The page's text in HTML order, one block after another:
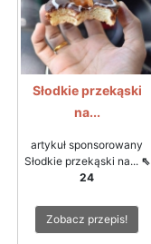
Słodkie przekąski
na...
artykuł sponsorowany
Słodkie przekąski na... ⇖
24
Zobacz przepis!